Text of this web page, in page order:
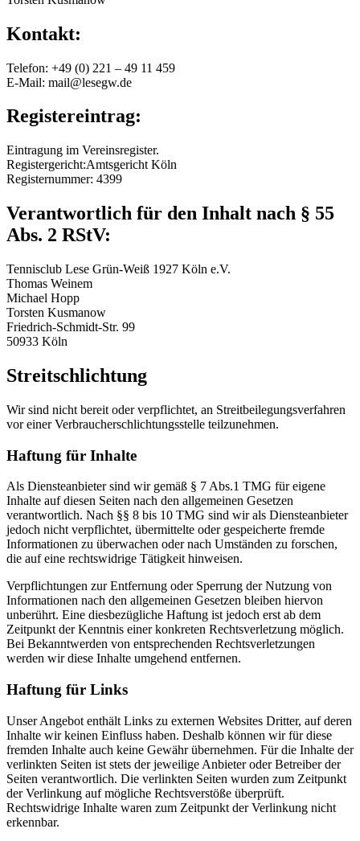
Kontakt:
Telefon: +49 (0) 221 – 49 11 459
E-Mail: mail@lesegw.de
Registereintrag:
Eintragung im Vereinsregister.
Registergericht:Amtsgericht Köln
Registernummer: 4399
Verantwortlich für den Inhalt nach § 55
Abs. 2 RStV:
Tennisclub Lese Grün-Weiß 1927 Köln e.V.
Thomas Weinem
Michael Hopp
Torsten Kusmanow
Friedrich-Schmidt-Str. 99
50933 Köln
Streitschlichtung
Wir sind nicht bereit oder verpflichtet, an Streitbeilegungsverfahren
vor einer Verbraucherschlichtungsstelle teilzunehmen.
Haftung für Inhalte
Als Diensteanbieter sind wir gemäß § 7 Abs.1 TMG für eigene
Inhalte auf diesen Seiten nach den allgemeinen Gesetzen
verantwortlich. Nach §§ 8 bis 10 TMG sind wir als Diensteanbieter
jedoch nicht verpflichtet, übermittelte oder gespeicherte fremde
Informationen zu überwachen oder nach Umständen zu forschen,
die auf eine rechtswidrige Tätigkeit hinweisen.
Verpflichtungen zur Entfernung oder Sperrung der Nutzung von
Informationen nach den allgemeinen Gesetzen bleiben hiervon
unberührt. Eine diesbezügliche Haftung ist jedoch erst ab dem
Zeitpunkt der Kenntnis einer konkreten Rechtsverletzung möglich.
Bei Bekanntwerden von entsprechenden Rechtsverletzungen
werden wir diese Inhalte umgehend entfernen.
Haftung für Links
Unser Angebot enthält Links zu externen Websites Dritter, auf deren
Inhalte wir keinen Einfluss haben. Deshalb können wir für diese
fremden Inhalte auch keine Gewähr übernehmen. Für die Inhalte der
verlinkten Seiten ist stets der jeweilige Anbieter oder Betreiber der
Seiten verantwortlich. Die verlinkten Seiten wurden zum Zeitpunkt
der Verlinkung auf mögliche Rechtsverstöße überprüft.
Rechtswidrige Inhalte waren zum Zeitpunkt der Verlinkung nicht
erkennbar.